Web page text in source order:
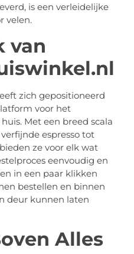
is een verleidelijke
velen.
van
zich gepositioneerd
voor het
Met een breed scala
espresso tot
ze voor elk wat
eenvoudig en
in een paar klikken
bestellen en binnen
deur kunnen laten
Alles